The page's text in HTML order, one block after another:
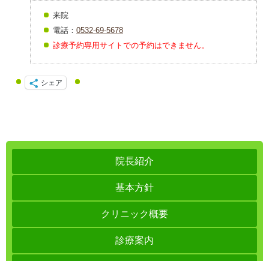
来院
電話： 0532-69-5678
診療予約専用サイトでの予約はできません。
シェア
院長紹介
基本方針
クリニック概要
診療案内